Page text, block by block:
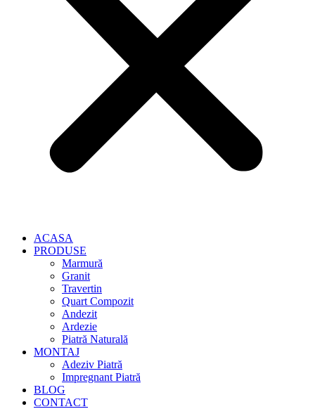
ACASA
PRODUSE
Marmură
Granit
Travertin
Quart Compozit
Andezit
Ardezie
Piatră Naturală
MONTAJ
Adeziv Piatră
Impregnant Piatră
BLOG
CONTACT